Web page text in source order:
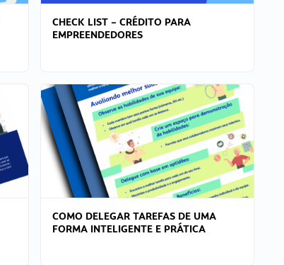
CHECK LIST – CRÉDITO PARA
EMPREENDEDORES
COMO DELEGAR TAREFAS DE UMA
FORMA INTELIGENTE E PRÁTICA